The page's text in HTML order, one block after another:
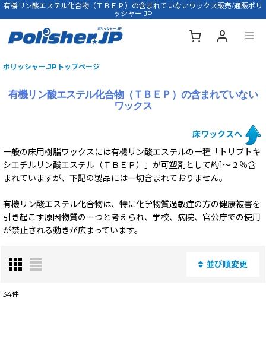
有機リン酸エステル化合物（ＴＢＥＰ）の含まれていないワックス販売/通販ポリ
ッシャー.JP
ポリッシャー.JPトップページ
有機リン酸エステル化合物（ＴＢＥＰ）の含まれていない
ワックス
床ワックスへ
一般の床用樹脂ワックスには有機リン酸エステルの一種「トリブトキ
シエチルリン酸エステル（ＴＢＥＰ）」が可塑剤として約1〜２％含
まれていますが、下記の製品には一切含まれておりません。
有機リン酸エステル化合物は、特に化学物質過敏症の方の健康被害を
引き起こす原因物質の一つと考えられ、学校、病院、官公庁での使用
が禁止される動きが広まっています。
並び順変更
34件